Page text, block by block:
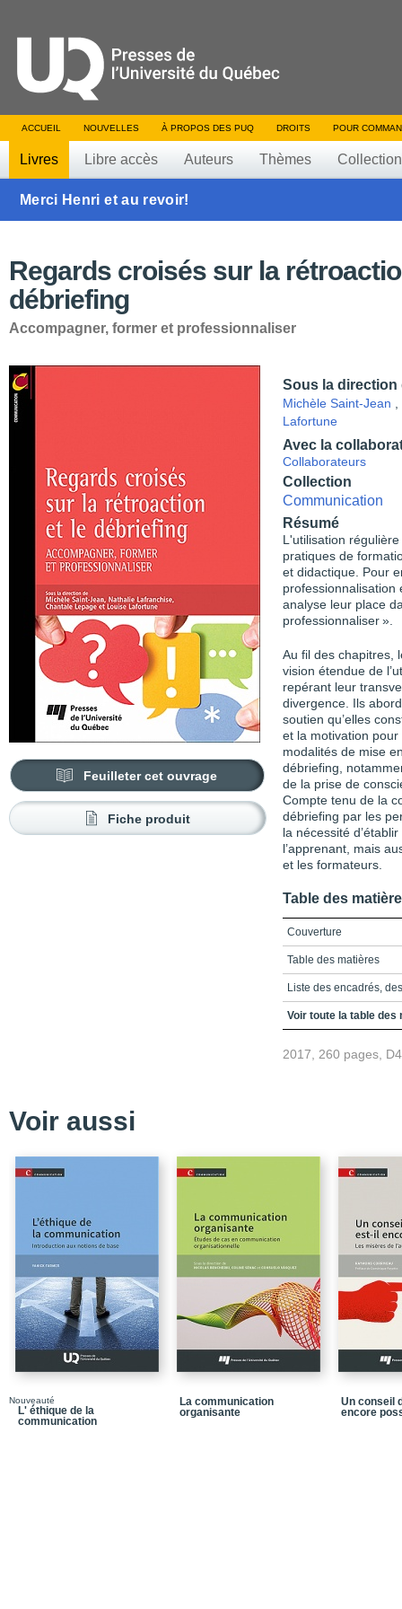
ACCUEIL NOUVELLES À PROPOS DES PUQ DROITS POUR
Livres Libre accès Auteurs Thèmes
Merci Henri et au revoir!
Regards croisés sur la
débriefing
Accompagner, former et professionnaliser
Feuilleter cet ouvrage
Fiche produit
Sous la direction
Michèle Saint-Jean
Lafortune
Avec la
Collaborateurs
Collection
Communication
Résumé
L'utilisation
pratiques de
et didactique. Pour
professionnalisation
analyse leur place
professionnaliser ».
Au fil des chapitres,
vision étendue de
repérant leur
divergence. Ils
soutien qu’elles
et la motivation
modalités de mise
débriefing,
de la prise de
Compte tenu de la
débriefing par les
la nécessité
l’apprenant, mais
et les formateurs.
Table des
Couverture
Table des matières
Liste des encadrés,
Rétroaction et
Chapitre 3 - La
Chapitre 4 - La
l’accompagnement de
Partie 2 - Former
Chapitre 5 - Le
pleine échelle en
réanimation
Chapitre 6 - Le poster
rétroactions
Chapitre 7 - La
en formation de
Voir toute la table des
2017, 260 pages,
Voir aussi
Nouveauté
L' éthique de la
communication
La communication
organisante
Un conseil
encore